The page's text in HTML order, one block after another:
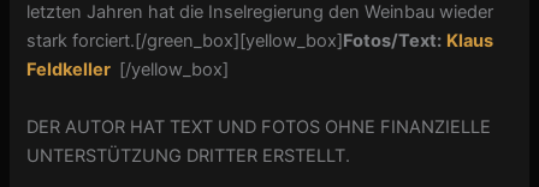
letzten Jahren hat die Inselregierung den Weinbau wieder
stark forciert.[/green_box][yellow_box]Fotos/Text: Klaus
Feldkeller [/yellow_box]
DER AUTOR HAT TEXT UND FOTOS OHNE FINANZIELLE
UNTERSTÜTZUNG DRITTER ERSTELLT.